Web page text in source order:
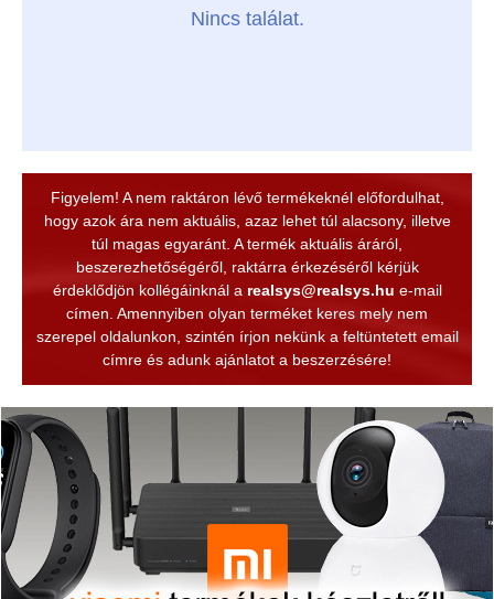
Nincs találat.
Figyelem! A nem raktáron lévő termékeknél előfordulhat,
hogy azok ára nem aktuális, azaz lehet túl alacsony, illetve
túl magas egyaránt. A termék aktuális áráról,
beszerezhetőségéről, raktárra érkezéséről kérjük
érdeklődjön kollégáinknál a realsys@realsys.hu e-mail
címen. Amennyiben olyan terméket keres mely nem
szerepel oldalunkon, szintén írjon nekünk a feltüntetett email
címre és adunk ajánlatot a beszerzésére!